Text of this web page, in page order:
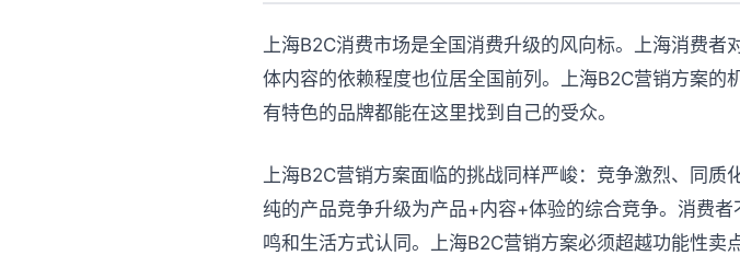
上海B2C消费市场是全国消费升级的风向标。上海消费
体内容的依赖程度也位居全国前列。上海B2C营销方案
有特色的品牌都能在这里找到自己的受众。
上海B2C营销方案面临的挑战同样严峻：竞争激烈、同
纯的产品竞争升级为产品+内容+体验的综合竞争。消费
鸣和生活方式认同。上海B2C营销方案必须超越功能性卖